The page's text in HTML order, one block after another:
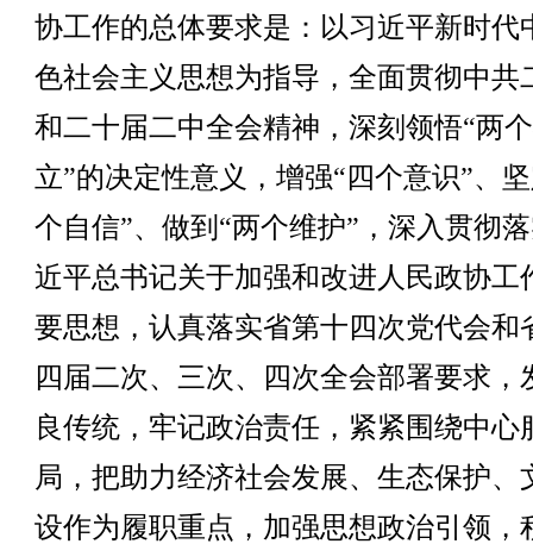
协工作的总体要求是：以习近平新时代
色社会主义思想为指导，全面贯彻中共
和二十届二中全会精神，深刻领悟“两
立”的决定性意义，增强“四个意识”、
个自信”、做到“两个维护”，深入贯彻
近平总书记关于加强和改进人民政协工
要思想，认真落实省第十四次党代会和
四届二次、三次、四次全会部署要求，
良传统，牢记政治责任，紧紧围绕中心
局，把助力经济社会发展、生态保护、
设作为履职重点，加强思想政治引领，